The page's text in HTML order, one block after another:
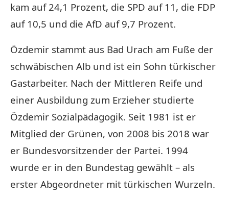
kam auf 24,1 Prozent, die SPD auf 11, die FDP
auf 10,5 und die AfD auf 9,7 Prozent.
Özdemir stammt aus Bad Urach am Fuße der
schwäbischen Alb und ist ein Sohn türkischer
Gastarbeiter. Nach der Mittleren Reife und
einer Ausbildung zum Erzieher studierte
Özdemir Sozialpädagogik. Seit 1981 ist er
Mitglied der Grünen, von 2008 bis 2018 war
er Bundesvorsitzender der Partei. 1994
wurde er in den Bundestag gewählt – als
erster Abgeordneter mit türkischen Wurzeln.